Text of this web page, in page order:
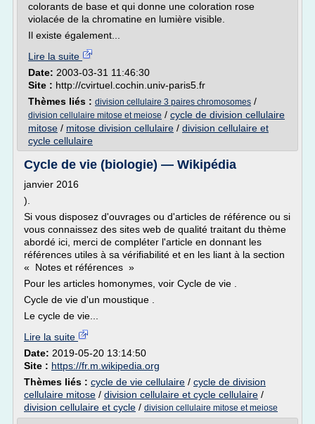
colorants de base et qui donne une coloration rose
violacée de la chromatine en lumière visible.
Il existe également...
Lire la suite
Date: 2003-03-31 11:46:30
Site : http://cvirtuel.cochin.univ-paris5.fr
Thèmes liés : division cellulaire 3 paires chromosomes /
division cellulaire mitose et meiose / cycle de division cellulaire
mitose / mitose division cellulaire / division cellulaire et
cycle cellulaire
Cycle de vie (biologie) — Wikipédia
janvier 2016
).
Si vous disposez d'ouvrages ou d'articles de référence ou si
vous connaissez des sites web de qualité traitant du thème
abordé ici, merci de compléter l'article en donnant les
références utiles à sa vérifiabilité et en les liant à la section
« Notes et références »
Pour les articles homonymes, voir Cycle de vie .
Cycle de vie d'un moustique .
Le cycle de vie...
Lire la suite
Date: 2019-05-20 13:14:50
Site : https://fr.m.wikipedia.org
Thèmes liés : cycle de vie cellulaire / cycle de division
cellulaire mitose / division cellulaire et cycle cellulaire /
division cellulaire et cycle / division cellulaire mitose et meiose